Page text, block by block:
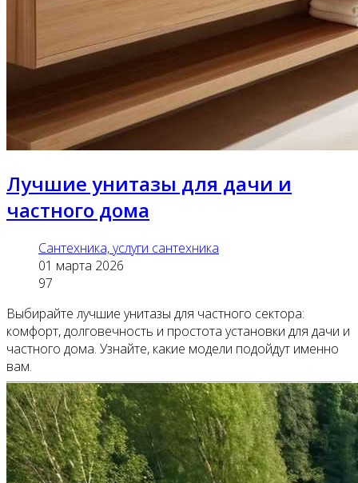
Лучшие унитазы для дачи и
частного дома
Сантехника, услуги сантехника
01 марта 2026
97
Выбирайте лучшие унитазы для частного сектора:
комфорт, долговечность и простота установки для дачи и
частного дома. Узнайте, какие модели подойдут именно
вам.